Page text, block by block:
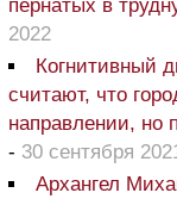
пернатых в
2022
Когнитивный
считают, что
направлении, но
- 30 сентября
Архангел